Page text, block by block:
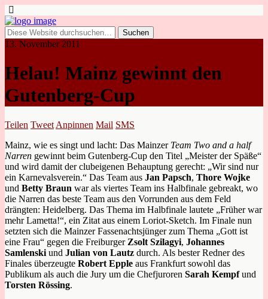
13. November 2011
Helau! Mainz gewinnt den
Gutenberg-Cup
Teilen Tweet Anpinnen Mail SMS
Mainz, wie es singt und lacht: Das Mainzer Team Two and a half
Narren gewinnt beim Gutenberg-Cup den Titel „Meister der Späße“
und wird damit der clubeigenen Behauptung gerecht: „Wir sind nur
ein Karnevalsverein.“ Das Team aus Jan Papsch, Thore Wojke
und Betty Braun war als viertes Team ins Halbfinale gebreakt, wo
die Narren das beste Team aus den Vorrunden aus dem Feld
drängten: Heidelberg. Das Thema im Halbfinale lautete „Früher war
mehr Lametta!“, ein Zitat aus einem Loriot-Sketch. Im Finale nun
setzten sich die Mainzer Fassenachtsjünger zum Thema „Gott ist
eine Frau“ gegen die Freiburger Zsolt Szilagyi, Johannes
Samlenski und Julian von Lautz durch. Als bester Redner des
Finales überzeugte Robert Epple aus Frankfurt sowohl das
Publikum als auch die Jury um die Chefjuroren Sarah Kempfund
Torsten Rössing.